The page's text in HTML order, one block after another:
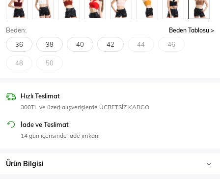
Body Atlet Crop & Büstiyer
SPOR GİYİM
Eşofman Üstü
Beden: Beden Tablosu
36 38 40 42 44 46
48 50
Hızlı Teslimat
300TL ve üzeri alışverişlerde ÜCRETSİZ KARGO
İade ve Teslimat
14 gün içerisinde iade imkanı
Ürün Bilgisi